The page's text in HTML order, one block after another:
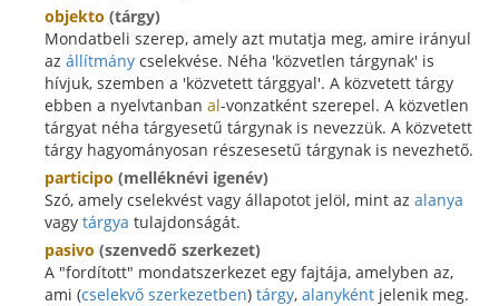
objekto (tárgy)
Mondatbeli szerep, amely azt mutatja meg, amire irányul
az állítmány cselekvése. Néha 'közvetlen tárgynak' is
hívjuk, szemben a 'közvetett tárggyal'. A közvetett tárgy
ebben a nyelvtanban al-vonzatként szerepel. A közvetlen
tárgyat néha tárgyesetű tárgynak is nevezzük. A közvetett
tárgy hagyományosan részesesetű tárgynak is nevezhető.
participo (melléknévi igenév)
Szó, amely cselekvést vagy állapotot jelöl, mint az alanya
vagy tárgya tulajdonságát.
pasivo (szenvedő szerkezet)
A "fordított" mondatszerkezet egy fajtája, amelyben az,
ami (cselekvő szerkezetben) tárgy, alanyként jelenik meg.